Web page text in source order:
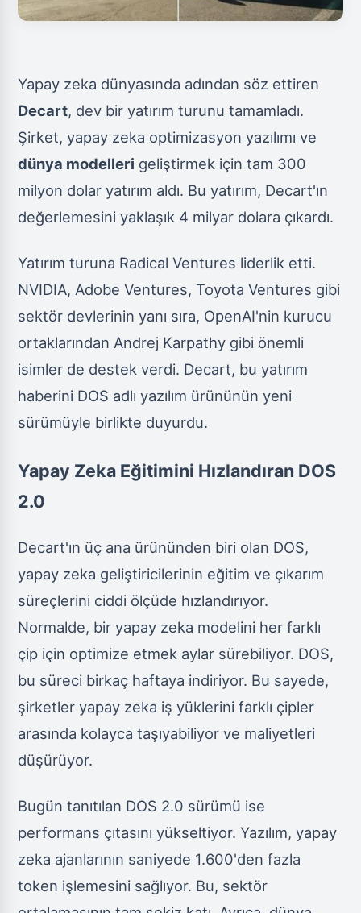
Yapay zeka dünyasında adından söz ettiren
Decart, dev bir yatırım turunu tamamladı.
Şirket, yapay zeka optimizasyon yazılımı ve
dünya modelleri geliştirmek için tam 300
milyon dolar yatırım aldı. Bu yatırım, Decart'ın
değerlemesini yaklaşık 4 milyar dolara çıkardı.
Yatırım turuna Radical Ventures liderlik etti.
NVIDIA, Adobe Ventures, Toyota Ventures gibi
sektör devlerinin yanı sıra, OpenAI'nin kurucu
ortaklarından Andrej Karpathy gibi önemli
isimler de destek verdi. Decart, bu yatırım
haberini DOS adlı yazılım ürününün yeni
sürümüyle birlikte duyurdu.
Yapay Zeka Eğitimini Hızlandıran DOS
2.0
Decart'ın üç ana ürününden biri olan DOS,
yapay zeka geliştiricilerinin eğitim ve çıkarım
süreçlerini ciddi ölçüde hızlandırıyor.
Normalde, bir yapay zeka modelini her farklı
çip için optimize etmek aylar sürebiliyor. DOS,
bu süreci birkaç haftaya indiriyor. Bu sayede,
şirketler yapay zeka iş yüklerini farklı çipler
arasında kolayca taşıyabiliyor ve maliyetleri
düşürüyor.
Bugün tanıtılan DOS 2.0 sürümü ise
performans çıtasını yükseltiyor. Yazılım, yapay
zeka ajanlarının saniyede 1.600'den fazla
token işlemesini sağlıyor. Bu, sektör